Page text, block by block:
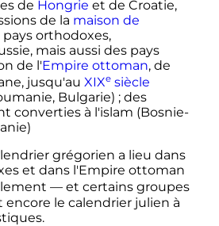
de Hongrie et de Croatie,
de la maison de
pays orthodoxes,
mais aussi des pays
de l'Empire ottoman, de
jusqu'au XIXesiècle
Bulgarie) ; des
converties à l'islam (Bosnie-
grégorien a lieu dans
et dans l'Empire ottoman
— et certains groupes
le calendrier julien à
.